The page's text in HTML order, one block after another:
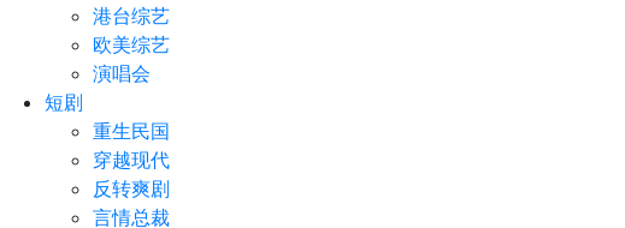
港台综艺
欧美综艺
演唱会
短剧
重生民国
穿越现代
反转爽剧
言情总裁